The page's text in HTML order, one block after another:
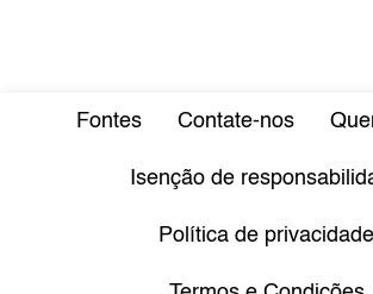
Fontes Contate-nos
Isenção de
Política de privacidade